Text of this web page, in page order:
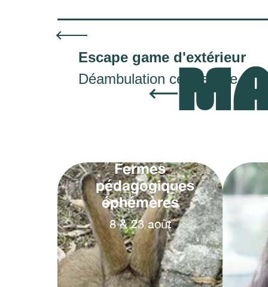
Escape game d'extérieur
Déambulation centre-ville
Fermes
pédagogiques
éphémères
8 & 23 août